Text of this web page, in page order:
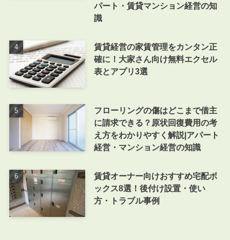
パート・賃貸マンション経営の知
識
賃貸経営の家賃管理をカンタン正
確に！大家さん向け無料エクセル
表とアプリ3選
フローリングの傷はどこまで借主
に請求できる？原状回復費用の考
え方をわかりやすく解説|アパート
経営・マンション経営の知識
賃貸オーナー向けおすすめ宅配ボ
ックス8選！後付け設置・使い
方・トラブル事例